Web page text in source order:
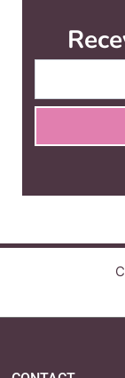
QUI SOMMES-
PLAN DU SITE